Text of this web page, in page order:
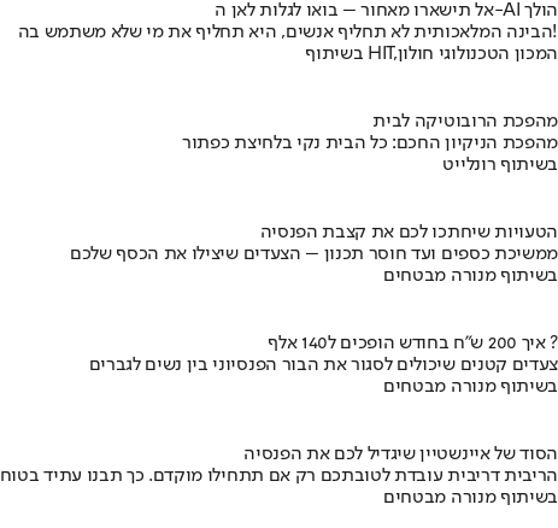
אל תישארו מאחור – בואו לגלות לאן ה-AI הולך
הבינה המלאכותית לא תחליף אנשים, היא תחליף את מי שלא משתמש בה!
בשיתוף HIT,המכון הטכנולוגי חולון
מהפכת הרובוטיקה לבית
מהפכת הניקיון החכם: כל הבית נקי בלחיצת כפתור
בשיתוף רונלייט
הטעויות שיחתכו לכם את קצבת הפנסיה
ממשיכת כספים ועד חוסר תכנון – הצעדים שיצילו את הכסף שלכם
בשיתוף מנורה מבטחים
איך 200 ש"ח בחודש הופכים ל140 אלף ?
צעדים קטנים שיכולים לסגור את הבור הפנסיוני בין נשים לגברים
בשיתוף מנורה מבטחים
הסוד של איינשטיין שיגדיל לכם את הפנסיה
הריבית דריבית עובדת לטובתכם רק אם תתחילו מוקדם. כך תבנו עתיד בטוח
בשיתוף מנורה מבטחים